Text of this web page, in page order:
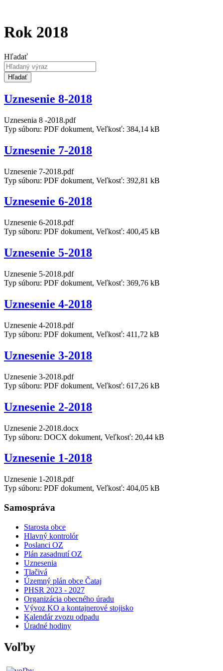
Rok 2018
Hľadať
Hľadať
Uznesenie 8-2018
Uznesenia 8 -2018.pdf
Typ súboru: PDF dokument, Veľkosť: 384,14 kB
Uznesenie 7-2018
Uznesenie 7-2018.pdf
Typ súboru: PDF dokument, Veľkosť: 392,81 kB
Uznesenie 6-2018
Uznesenie 6-2018.pdf
Typ súboru: PDF dokument, Veľkosť: 400,45 kB
Uznesenie 5-2018
Uznesenie 5-2018.pdf
Typ súboru: PDF dokument, Veľkosť: 369,76 kB
Uznesenie 4-2018
Uznesenie 4-2018.pdf
Typ súboru: PDF dokument, Veľkosť: 411,72 kB
Uznesenie 3-2018
Uznesenie 3-2018.pdf
Typ súboru: PDF dokument, Veľkosť: 617,26 kB
Uznesenie 2-2018
Uznesenie 2-2018.docx
Typ súboru: DOCX dokument, Veľkosť: 20,44 kB
Uznesenie 1-2018
Uznesenie 1-2018.pdf
Typ súboru: PDF dokument, Veľkosť: 404,05 kB
Samospráva
Starosta obce
Hlavný kontrolór
Poslanci OZ
Plán zasadnutí OZ
Uznesenia
Tlačivá
Územný plán obce Čataj
PHSR 2023 - 2027
Organizácia obecného úradu
Vývoz KO a kontajnerové stojisko
Kalendár zvozu odpadu
Úradné hodiny
Voľby